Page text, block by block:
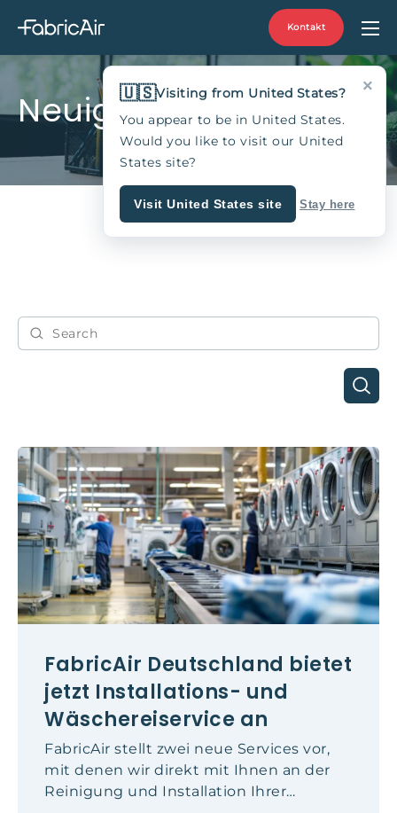
Kontakt
Neuigkeiten
FabricAir Deutschland bietet
jetzt Installations- und
Wäschereiservice an
FabricAir stellt zwei neue Services vor,
mit denen wir direkt mit Ihnen an der
Reinigung und Installation Ihrer
×
🇺🇸Visiting from United States?
You appear to be in United States.
Would you like to visit our United
States site?
Visit United States site Stay here